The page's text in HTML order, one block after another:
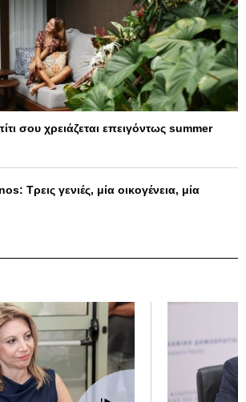
σου χρειάζεται επειγόντως summer
Τρεις γενιές, μία οικογένεια, μία